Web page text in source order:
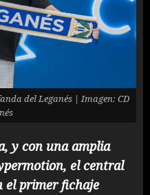
del Leganés | Imagen: CD
y con una amplia
el central
el primer fichaje